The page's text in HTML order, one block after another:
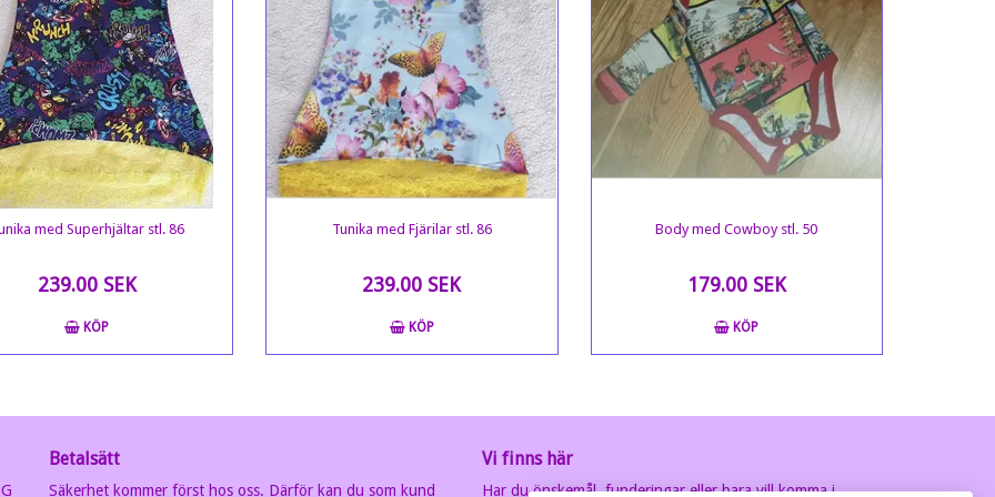
med Superhjältar stl. 86
239.00 SEK
KÖP
Tunika med Fjärilar stl. 86
239.00 SEK
KÖP
Body med Cowboy stl. 50
179.00 SEK
KÖP
Betalsätt
Säkerhet kommer först hos oss. Därför kan du som kund
Vi finns här
Har du önskemål, funderingar eller bara vill komma i